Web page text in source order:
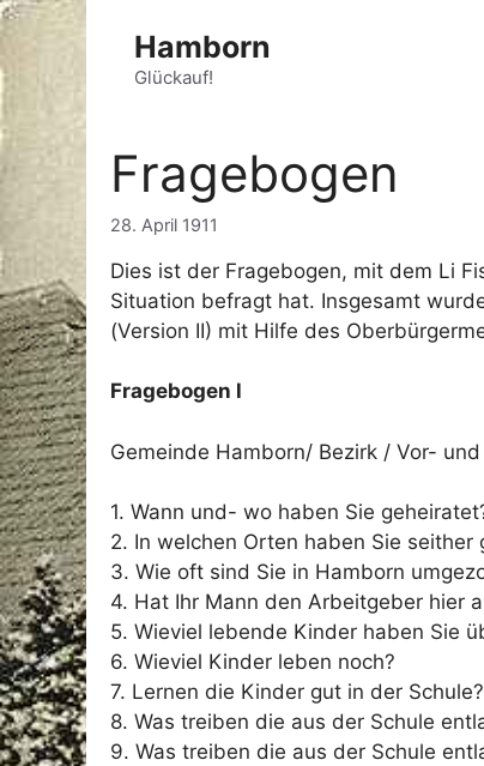
Zum
Inhalt
springen
Hamborn
Glückauf!
Fragebogen
28. April 1911
Dies ist der Fragebogen, mit dem Li
Situation befragt hat. Insgesamt
(Version II) mit Hilfe des
Fragebogen l
Gemeinde Hamborn/ Bezirk / Vor-
1. Wann und- wo haben Sie
2. In welchen Orten haben Sie seither
3. Wie oft sind Sie in Hamborn
4. Hat Ihr Mann den Arbeitgeber hier
5. Wieviel lebende Kinder haben Sie
6. Wieviel Kinder leben noch?
7. Lernen die Kinder gut in der
8. Was treiben die aus der Schule
9. Was treiben die aus der Schule